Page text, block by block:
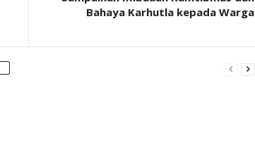
Bahaya Karhutla kepada Warga